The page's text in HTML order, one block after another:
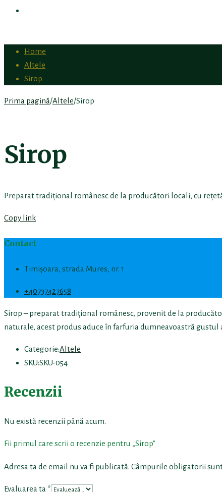
Home
Altele
Sirop
Prima pagină/Altele/Sirop
Sirop
Preparat tradițional românesc de la producători locali, cu
Copy link
Contact
Timișoara, strada Mures, nr. 1
+40737427658
Sirop – preparat tradițional românesc, provenit de la
naturale, acest produs aduce în farfuria dumneavoastră
Categorie:Altele
SKU:SKU-054
Recenzii
Nu există recenzii până acum.
Fii primul care scrii o recenzie pentru „Sirop”
Adresa ta de email nu va fi publicată. Câmpurile obligatorii
Evaluarea ta *